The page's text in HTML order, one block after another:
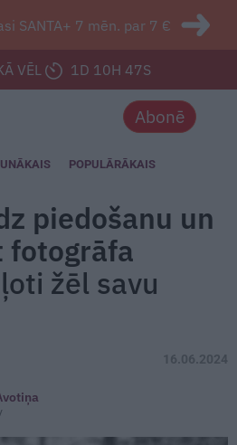
SANTA+ 7 mēn. par 7 €
VĒL 1D 10H 45S
Abonē
POPULĀRĀKAIS
piedošanu un
fotogrāfa
žēl savu
16.06.2024